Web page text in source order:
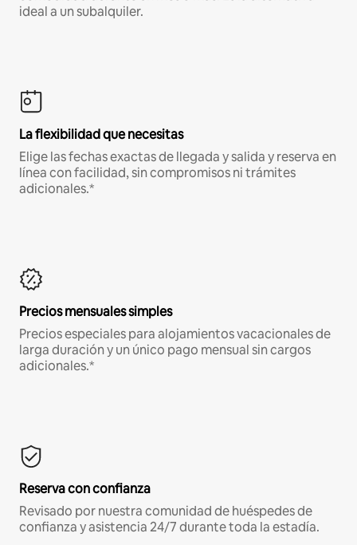
ideal a un subalquiler.
La flexibilidad que necesitas
Elige las fechas exactas de llegada y salida y reserva en
línea con facilidad, sin compromisos ni trámites
adicionales.*
Precios mensuales simples
Precios especiales para alojamientos vacacionales de
larga duración y un único pago mensual sin cargos
adicionales.*
Reserva con confianza
Revisado por nuestra comunidad de huéspedes de
confianza y asistencia 24/7 durante toda la estadía.